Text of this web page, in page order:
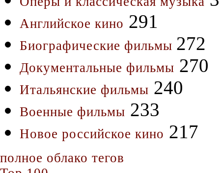
Английское кино 291
Биографические фильмы 272
Документальные фильмы 270
Итальянские фильмы 240
Военные фильмы 233
Новое российское кино 217
полное облако тегов